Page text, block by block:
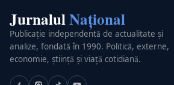
JurnalulNațional
Publicație independentă de actualitate și
analize, fondată în 1990. Politică, externe,
economie, știință și viață cotidiană.